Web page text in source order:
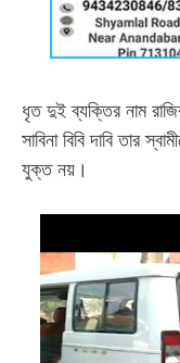
ধৃত দুই ব্যক্তির নাম
সাবিনা বিবি দাবি তার
যুক্ত নয় ।